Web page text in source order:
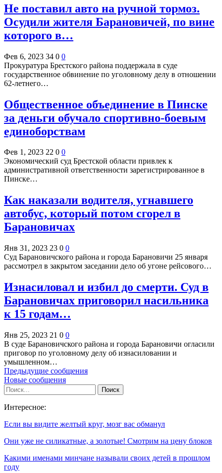
Не поставил авто на ручной тормоз.
Осудили жителя Барановичей, по вине
которого в…
Фев 6, 2023 34 0 0
Прокуратура Брестского района поддержала в суде
государственное обвинение по уголовному делу в отношении
62-летнего…
Общественное объединение в Пинске
за деньги обучало спортивно-боевым
единоборствам
Фев 1, 2023 22 0 0
Экономический суд Брестской области привлек к
административной ответственности зарегистрированное в
Пинске…
Как наказали водителя, угнавшего
автобус, который потом сгорел в
Барановичах
Янв 31, 2023 23 0 0
Суд Барановичского района и города Барановичи 25 января
рассмотрел в закрытом заседании дело об угоне рейсового…
Изнасиловал и избил до смерти. Суд в
Барановичах приговорил насильника
к 15 годам…
Янв 25, 2023 21 0 0
В суде Барановичского района и города Барановичи огласили
приговор по уголовному делу об изнасиловании и
умышленном…
Предыдущие сообщения
Новые сообщения
Интересное:
Если вы видите желтый круг, мозг вас обманул
Они уже не силикатные, а золотые! Смотрим на цену блоков
Какими именами минчане называли своих детей в прошлом
году